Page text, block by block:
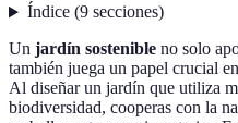
Índice(9 secciones)
Un jardín sostenible no solo
también juega un papel crucial
Al diseñar un jardín que utiliza
biodiversidad, cooperas con la